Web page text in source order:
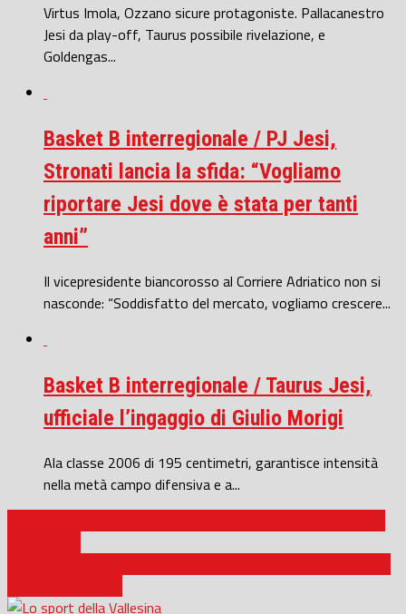
Virtus Imola, Ozzano sicure protagoniste. Pallacanestro
Jesi da play-off, Taurus possibile rivelazione, e
Goldengas...
Basket B interregionale / PJ Jesi,
Stronati lancia la sfida: “Vogliamo
riportare Jesi dove è stata per tanti
anni”
Il vicepresidente biancorosso al Corriere Adriatico non si
nasconde: “Soddisfatto del mercato, vogliamo crescere...
Basket B interregionale / Taurus Jesi,
ufficiale l’ingaggio di Giulio Morigi
Ala classe 2006 di 195 centimetri, garantisce intensità
nella metà campo difensiva e a...